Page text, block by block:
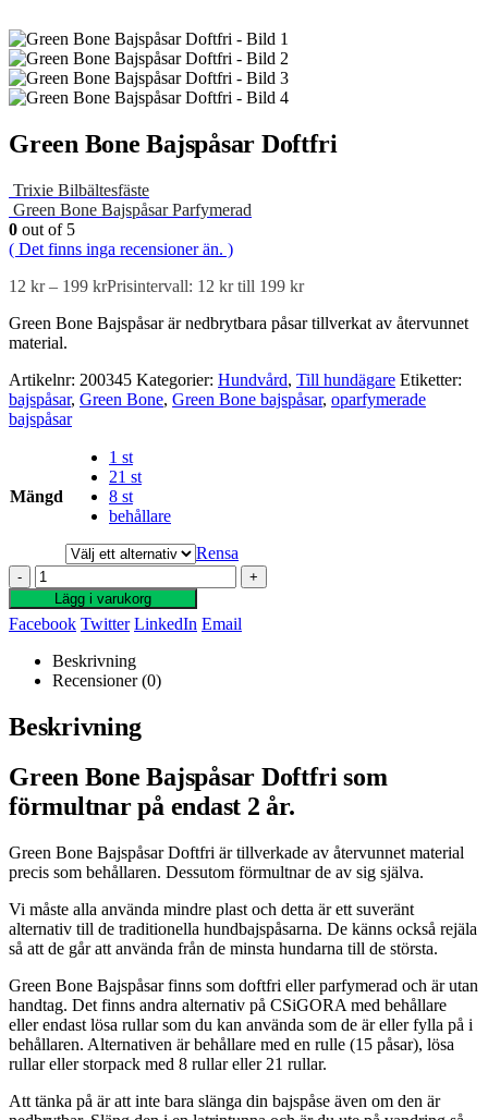
Green Bone Bajspåsar Doftfri
Trixie Bilbältesfäste
Green Bone Bajspåsar Parfymerad
0 out of 5
( Det finns inga recensioner än. )
12 kr – 199 krPrisintervall: 12 kr till 199 kr
Green Bone Bajspåsar är nedbrytbara påsar tillverkat av återvunnet
material.
Artikelnr: 200345 Kategorier: Hundvård, Till hundägare Etiketter:
bajspåsar, Green Bone, Green Bone bajspåsar, oparfymerade
bajspåsar
Mängd
1 st
21 st
8 st
behållare
Rensa
-
+
Lägg i varukorg
Facebook Twitter LinkedIn Email
Beskrivning
Recensioner (0)
Beskrivning
Green Bone Bajspåsar Doftfri som
förmultnar på endast 2 år.
Green Bone Bajspåsar Doftfri är tillverkade av återvunnet material
precis som behållaren. Dessutom förmultnar de av sig själva.
Vi måste alla använda mindre plast och detta är ett suveränt
alternativ till de traditionella hundbajspåsarna. De känns också rejäla
så att de går att använda från de minsta hundarna till de största.
Green Bone Bajspåsar finns som doftfri eller parfymerad och är utan
handtag. Det finns andra alternativ på CSiGORA med behållare
eller endast lösa rullar som du kan använda som de är eller fylla på i
behållaren. Alternativen är behållare med en rulle (15 påsar), lösa
rullar eller storpack med 8 rullar eller 21 rullar.
Att tänka på är att inte bara slänga din bajspåse även om den är